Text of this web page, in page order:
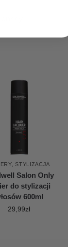
, STYLIZACJA
Salon Only
do stylizacji
600ml
29,99zł